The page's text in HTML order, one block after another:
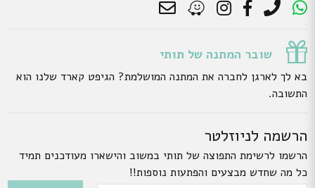
שובר המתנה של תותי
בא לך לארגן לחברה את המתנה המושלמת? הגיפט קארד שלנו הוא
התשובה.
הרשמה לניוזלטר
הרשמו לרשימת התפוצה של תותי במשוב והישארו מעודכנים תמיד
כל מה שחדש מבצעים והפתעות נוספות!!